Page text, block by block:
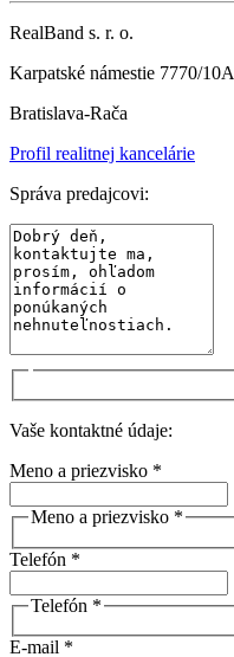
RealBand s. r. o.
Karpatské námestie 7770/10A
Bratislava-Rača
Profil realitnej kancelárie
Správa predajcovi:
Vaše kontaktné údaje:
Meno a priezvisko *
Meno a priezvisko *
Telefón *
Telefón *
E-mail *